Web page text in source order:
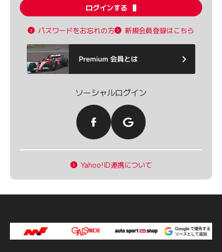
ログインする
パスワードをお忘れの方 新規会員登録はこちら
ソーシャルログイン
Yahoo!ID連携について